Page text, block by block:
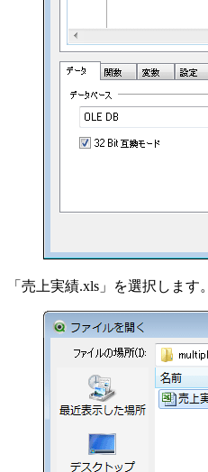
「売上実績.xls」を選択します。